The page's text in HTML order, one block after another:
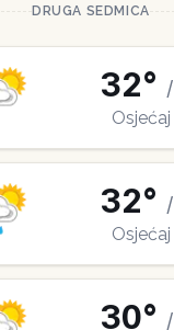
DRUGA SEDMICA
32° /
Osjećaj
32° /
Osjećaj
30° /